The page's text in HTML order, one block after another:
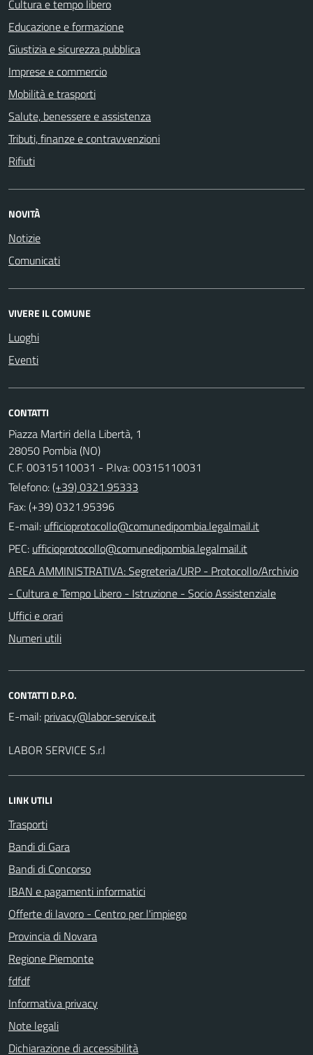
Cultura e tempo libero
Educazione e formazione
Giustizia e sicurezza pubblica
Imprese e commercio
Mobilità e trasporti
Salute, benessere e assistenza
Tributi, finanze e contravvenzioni
Rifiuti
NOVITÀ
Notizie
Comunicati
VIVERE IL COMUNE
Luoghi
Eventi
CONTATTI
Piazza Martiri della Libertà, 1
28050 Pombia (NO)
C.F. 00315110031 - P.Iva: 00315110031
Telefono:(+39) 0321.95333
Fax: (+39) 0321.95396
E-mail:
PEC:
AREA AMMINISTRATIVA: Segreteria/URP - Protocollo/Archivio
- Cultura e Tempo Libero - Istruzione - Socio Assistenziale
Uffici e orari
Numeri utili
CONTATTI D.P.O.
E-mail:
LABOR SERVICE S.r.l
LINK UTILI
Trasporti
Bandi di Gara
Bandi di Concorso
IBAN e pagamenti informatici
Offerte di lavoro - Centro per l'impiego
Provincia di Novara
Regione Piemonte
fdfdf
Informativa privacy
Note legali
Dichiarazione di accessibilità